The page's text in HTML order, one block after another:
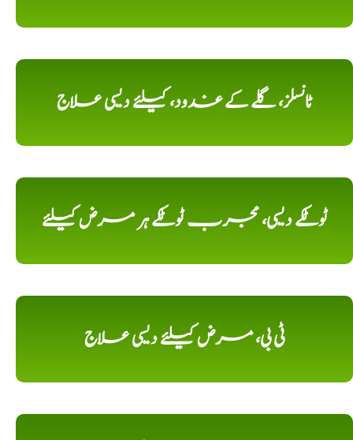
ٹانسلز، گلے کے غدود، کیلئے دیسی علاج
ٹوٹکے دیسی، مجرب ٹوٹکے ہر مرض کیلئے
ٹی بی، مرض کیلئے دیسی علاج